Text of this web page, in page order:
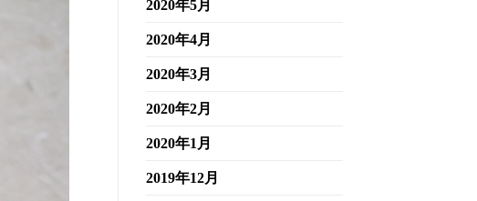
2020年5月
2020年4月
2020年3月
2020年2月
2020年1月
2019年12月